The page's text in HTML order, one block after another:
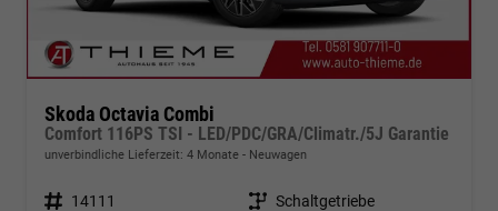
Skoda Octavia Combi
Comfort 116PS TSI - LED/PDC/GRA/Climatr./5J Garantie
unverbindliche Lieferzeit: 4 Monate Neuwagen
Fahrzeugnr. 14111 Getriebe Schaltgetriebe